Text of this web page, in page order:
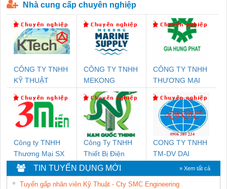
Nhà cung cấp chuyên nghiệp
CÔNG TY TNHH
KỸ THUẬT
NAM
CÔNG TY TNHH
MEKONG
MARINE
SUPPLY
CÔNG TY TNHH
THƯƠNG MẠI
THUẬT ĐIỆN CƠ
GIA HƯNG
PHÁT
Công ty TNHH
Thương Mại SX
Ba Miền
Công Ty TNHH
Thiết Bị Điện
Nam Quốc Thịnh
CONG TY TNHH
TM-DV DAI
DONG THANH
TIN TUYỂN DỤNG MỚI » Xem tất cả
Tuyển gấp nhân viên Kỹ Thuật - Cty SMC Engineering